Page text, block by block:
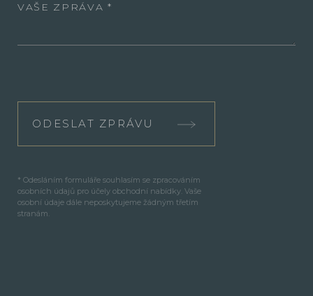
VAŠE ZPRÁVA
ODESLAT ZPRÁVU
* Odesláním formuláře souhlasím se zpracováním
osobních údajů pro účely obchodní nabídky. Vaše
osobní údaje dále neposkytujeme žádným třetím
stranám.